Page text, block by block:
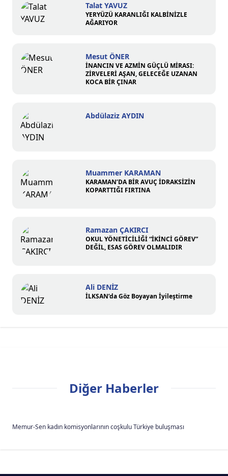
Talat YAVUZ
YERYÜZÜ KARANLIĞI KALBİNİZLE
AĞARIYOR
Mesut ÖNER
İNANCIN VE AZMİN GÜÇLÜ MİRASI:
ZİRVELERİ AŞAN, GELECEĞE UZANAN
KOCA BİR ÇINAR
Abdülaziz AYDIN
Muammer KARAMAN
KARAMAN’DA BİR AVUÇ İDRAKSİZİN
KOPARTTIĞI FIRTINA
Ramazan ÇAKIRCI
OKUL YÖNETİCİLİĞİ “İKİNCİ GÖREV”
DEĞİL, ESAS GÖREV OLMALIDIR
Ali DENİZ
İLKSAN’da Göz Boyayan İyileştirme
Diğer Haberler
Memur-Sen kadın komisyonlarının coşkulu Türkiye buluşması